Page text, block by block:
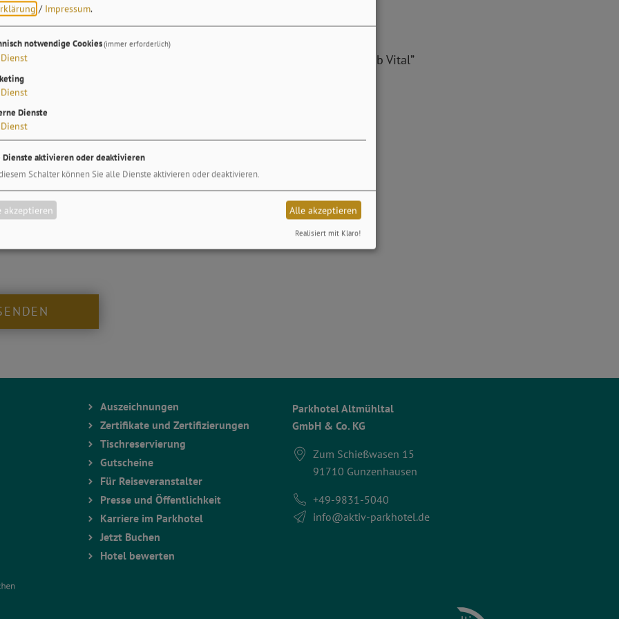
Menüinkl. 0,2 l Frankenwein am zweiten Abend
in unserer Wellnessoase „Club Vital”
unsere
Auszeichnungen
Zertifikate und Zertifizierungen
Tischreservierung
Gutscheine
Für Reiseveranstalter
Presse und Öffentlichkeit
Karriere im Parkhotel
Jetzt Buchen
Hotel bewerten
Parkhotel Altmühltal
GmbH & Co. KG
Zum Schießwasen 15
91710 Gunzenhausen
+49-9831-5040
info@aktiv-parkhotel.de
/ Impressum.
notwendige Cookies(immer erforderlich)
Dienst
Dienst
Dienste
Dienst
Dienste aktivieren oder deaktivieren
Schalter können Sie alle Dienste aktivieren oder deaktivieren.
akzeptieren Alle akzeptieren
Realisiert mit Klaro!